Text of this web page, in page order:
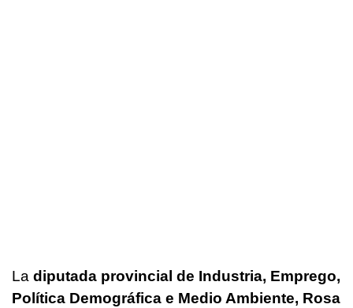
La diputada provincial de Industria, Emprego,
Política Demográfica e Medio Ambiente, Rosa